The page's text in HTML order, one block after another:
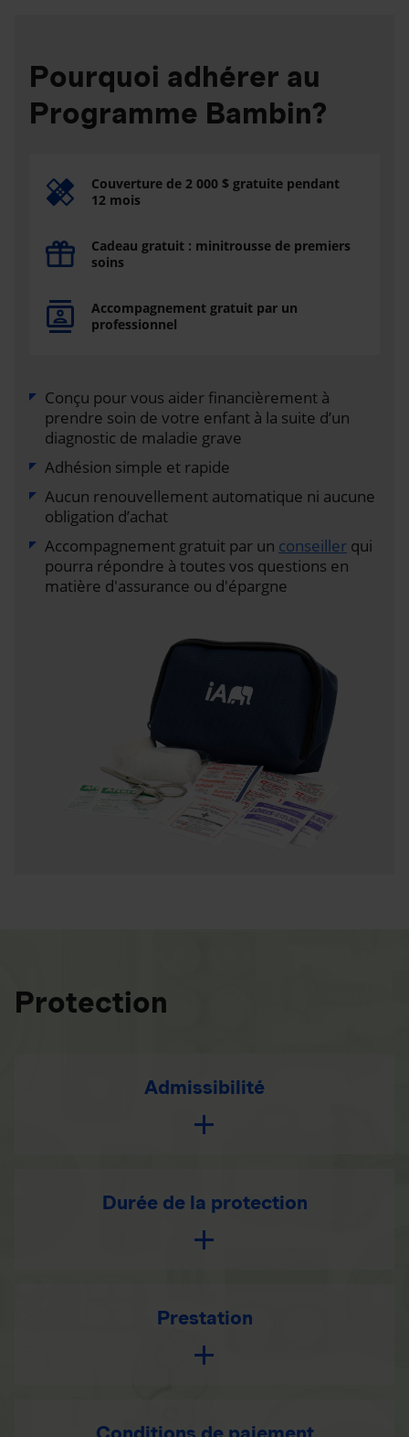
Pourquoi adhérer au
Programme Bambin?
Couverture de 2 000 $ gratuite pendant
12 mois
Cadeau gratuit : minitrousse de premiers
soins
Accompagnement gratuit par un
professionnel
Conçu pour vous aider financièrement à
prendre soin de votre enfant à la suite d’un
diagnostic de maladie grave
Adhésion simple et rapide
Aucun renouvellement automatique ni aucune
obligation d’achat
Accompagnement gratuit par un conseiller qui
pourra répondre à toutes vos questions en
matière d'assurance ou d'épargne
Protection
Admissibilité
Durée de la protection
Prestation